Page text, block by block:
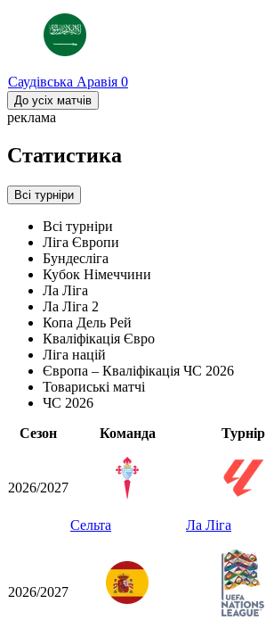
Саудівська Аравія 0
До усіх матчів
реклама
Статистика
Всі турніри
Всі турніри
Ліга Європи
Бундесліга
Кубок Німеччини
Ла Ліга
Ла Ліга 2
Копа Дель Рей
Кваліфікація Євро
Ліга націй
Європа – Кваліфікація ЧС 2026
Товариські матчі
ЧС 2026
Сезон
Команда Турнір
2026/2027
Сельта Ла Ліга
2026/2027